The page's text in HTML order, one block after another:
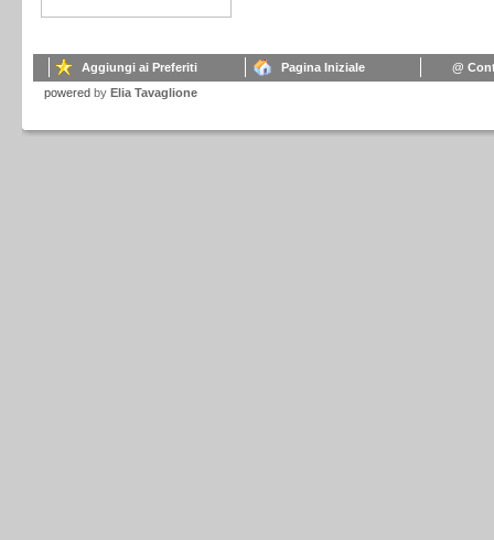
Aggiungi ai Preferiti Pagina Iniziale
@
powered by Elia Tavaglione